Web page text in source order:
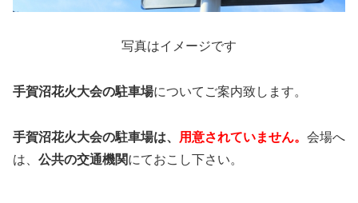
写真はイメージです
手賀沼花火大会の駐車場についてご案内致します。
手賀沼花火大会の駐車場は、 用意されていません。 会場へ
は、 公共の交通機関にておこし下さい。